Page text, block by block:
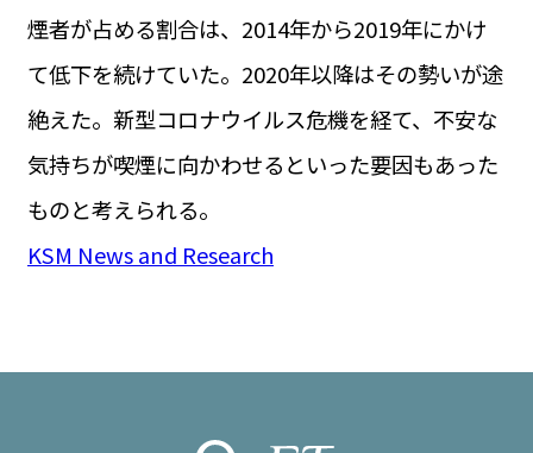
煙者が占める割合は、2014年から2019年にかけ
て低下を続けていた。2020年以降はその勢いが途
絶えた。新型コロナウイルス危機を経て、不安な
気持ちが喫煙に向かわせるといった要因もあった
ものと考えられる。
KSM News and Research